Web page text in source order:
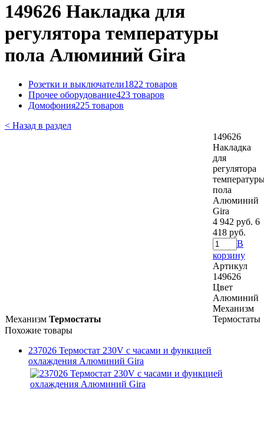
149626 Накладка для
регулятора температуры
пола Алюминий Gira
Розетки и выключатели1822 товаров
Прочее оборудование423 товаров
Домофония225 товаров
< Назад в раздел
149626
Накладка
для
регулятора
пола
Алюминий
Gira
4 942 руб. 6
418 руб.
В
корзину
Артикул
149626
Цвет
Алюминий
Механизм
Термостаты
Механизм Термостаты
Похожие товары
237026 Термостат 230V с часами и функцией
охлаждения Алюминий Gira